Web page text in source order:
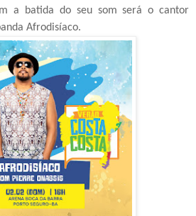
a batida do seu som será o cantor
Afrodisíaco.